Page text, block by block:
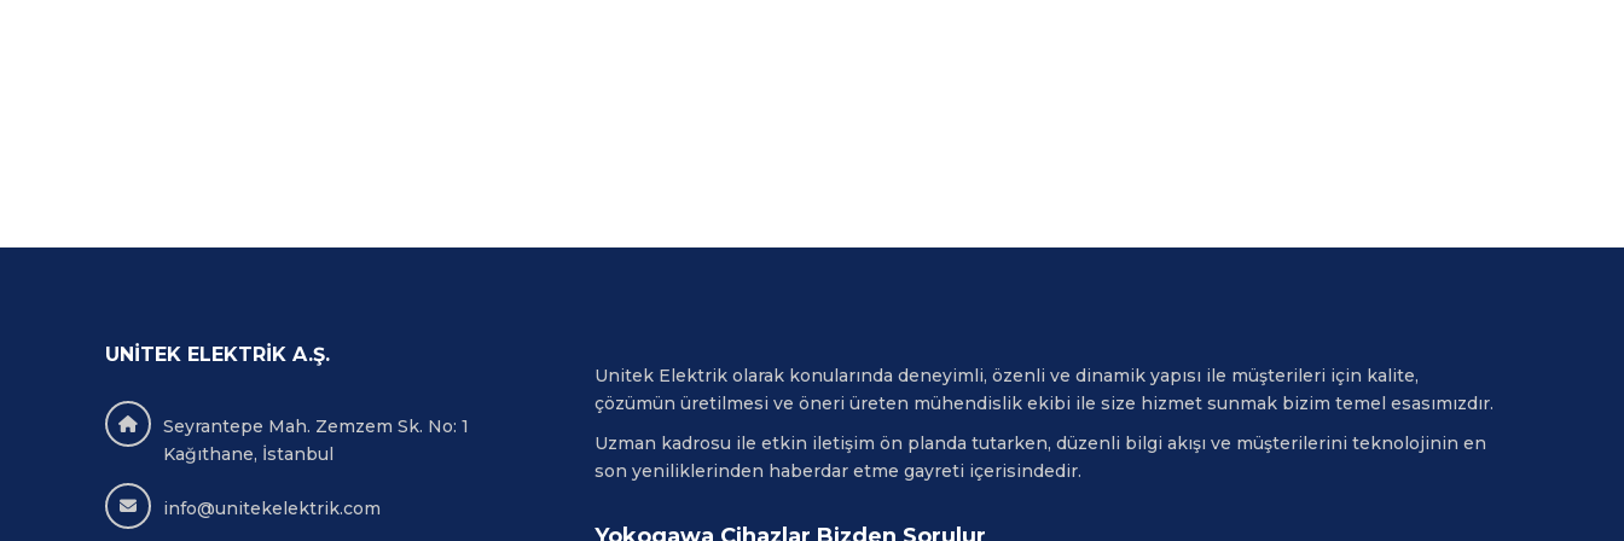
UNITEK ELEKTRIK A.Ş.
Seyrantepe Mah. Zemzem Sk. No: 1
Kağıthane, İstanbul
info@unitekelektrik.com
Unitek Elektrik olarak konularında deneyimli, özenli ve dinamik yapısı ile müşterileri için kalite,
çözümün üretilmesi ve öneri üreten mühendislik ekibi ile size hizmet sunmak bizim temel esasımızdır.
Uzman kadrosu ile etkin iletişim ön planda tutarken, düzenli bilgi akışı ve müşterilerini teknolojinin en
son yeniliklerinden haberdar etme gayreti içerisindedir.